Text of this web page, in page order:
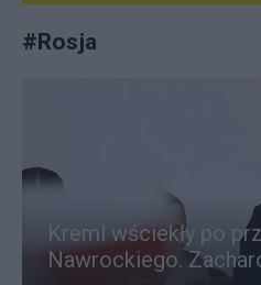
#Rosja
Kreml wściekły po
Nawrockiego.